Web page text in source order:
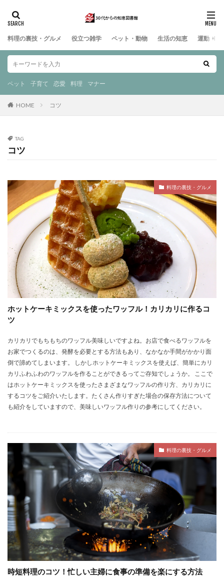
料理の裏技・グルメ 役立つ雑学 ペット・動物 生活の知恵 運動・ス
ペット 子育て 恋愛 料理 マナー
HOME コツ
TAG
コツ
料理の裏技・グルメ
ホットケーキミックスを使ったワッフル！カリカリに作るコ
ツ
カリカリでもちもちのワッフル美味しいですよね。お店で食べるワッフルを
お家でつくるのは、発酵を必要とする方法もあり、なかなか手間がかかり面
倒で諦めてしまいます。 しかしホットケーキミックスを使えば、簡単にカリ
カリふわふわのワッフルを作ることができるってご存知でしょうか。 ここで
はホットケーキミックスを使ったさまざまなワッフルの作り方、カリカリに
するコツをご紹介いたします。たくさん作りすぎた場合の保存方法について
も紹介をしていますので、美味しいワッフル作りの参考にしてください。
料理の裏技・グルメ
時短料理のコツ！忙しい主婦に食事の準備を楽にする方法